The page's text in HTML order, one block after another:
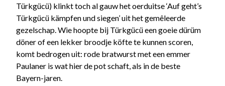
Türkgücü) klinkt toch al gauw het oerduitse ‘Auf geht’s
Türkgücü kämpfen und siegen’ uit het gemêleerde
gezelschap. Wie hoopte bij Türkgücü een goeie dürüm
döner of een lekker broodje köfte te kunnen scoren,
komt bedrogen uit: rode bratwurst met een emmer
Paulaner is wat hier de pot schaft, als in de beste
Bayern-jaren.